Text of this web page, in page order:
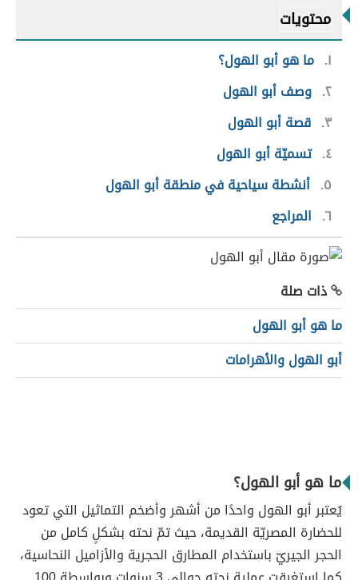
محتويات
١ ما هو أبو الهول؟
٢ وصف أبو الهول
٣ قصة أبو الهول
٤ تسميّة أبو الهول
٥ أنشطة سياحية في منطقة أبو الهول
٦ المراجع
ذات صلة
ما هو أبو الهول
أبو الهول والأهرامات
ما هو أبو الهول؟
يُعتبر أبو الهول واحدًا من أشهر وأضخم التماثيل التي تعود
للحضارة المصريّة القديمة، حيث تمّ نحته بشكلٍ كامل من
الحجر الجيريّ باستخدام المطارق الحجرية والأزاميل النحاسية،